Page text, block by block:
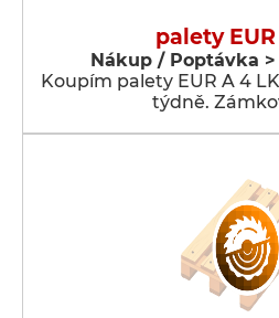
palety
Nákup / Poptávka
Koupím palety EUR A 4
týdně.